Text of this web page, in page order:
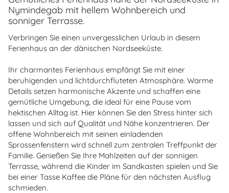
Nymindegab mit hellem Wohnbereich und
sonniger Terrasse.
Verbringen Sie einen unvergesslichen Urlaub in diesem
Ferienhaus an der dänischen Nordseeküste.
Ihr charmantes Ferienhaus empfängt Sie mit einer
beruhigenden und lichtdurchfluteten Atmosphäre. Warme
Details setzen harmonische Akzente und schaffen eine
gemütliche Umgebung, die ideal für eine Pause vom
hektischen Alltag ist. Hier können Sie den Stress hinter sich
lassen und sich auf Qualität und Nähe konzentrieren. Der
offene Wohnbereich mit seinen einladenden
Sprossenfenstern wird schnell zum zentralen Treffpunkt der
Familie. Genießen Sie Ihre Mahlzeiten auf der sonnigen
Terrasse, während die Kinder im Sandkasten spielen und Sie
bei einer Tasse Kaffee die Pläne für den nächsten Ausflug
schmieden.